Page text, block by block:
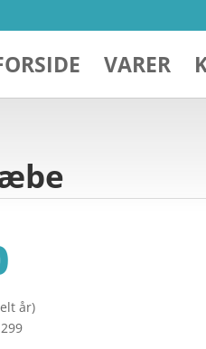
VARER
år)